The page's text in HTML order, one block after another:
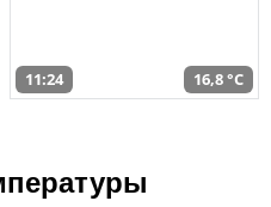
11:24 16,8 °C